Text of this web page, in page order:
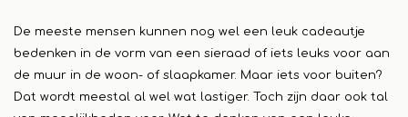
De meeste mensen kunnen nog wel een leuk cadeautje
bedenken in de vorm van een sieraad of iets leuks voor aan
de muur in de woon- of slaapkamer. Maar iets voor buiten?
Dat wordt meestal al wel wat lastiger. Toch zijn daar ook tal